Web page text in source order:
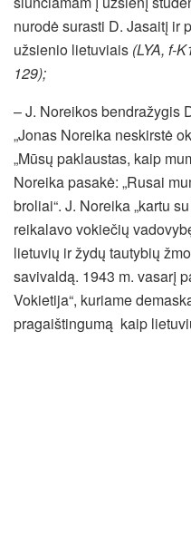
nurodė surasti D. Jasaitį ir
užsienio lietuviais (LYA, f-
129);
– J. Noreikos bendražygis
„Jonas Noreika neskirstė
„Mūsų paklaustas, kaip
Noreika pasakė: „Rusai
broliai“. J. Noreika „kartu
reikalavo vokiečių
lietuvių ir žydų tautybių
savivaldą. 1943 m. vasarį
Vokietija“, kuriame
pragaištingumą kaip